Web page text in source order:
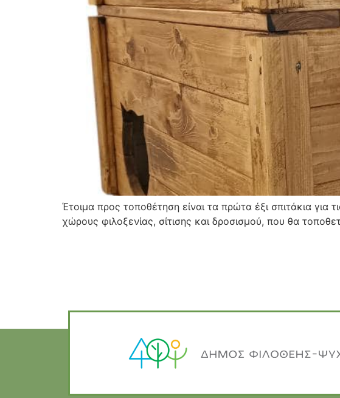
Έτοιμα προς τοποθέτηση είναι τα πρώτα έξι σπιτάκια
χώρους φιλοξενίας, σίτισης και δροσισμού, που θα